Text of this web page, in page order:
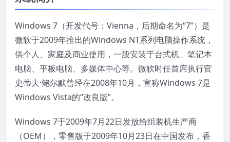
Windows 7（开发代号：Vienna，后期命名为“7”）是
微软于2009年推出的Windows NT系列电脑操作系统，
供个人、家庭及商业使用，一般安装于台式机、笔记本
电脑、平板电脑、多媒体中心等。微软时任首席执行官
史蒂夫·鲍尔默曾经在2008年10月，宣称Windows 7是
Windows Vista的“改良版”。
Windows 7于2009年7月22日发放给组装机生产商
（OEM），零售版于2009年10月23日在中国发布，香